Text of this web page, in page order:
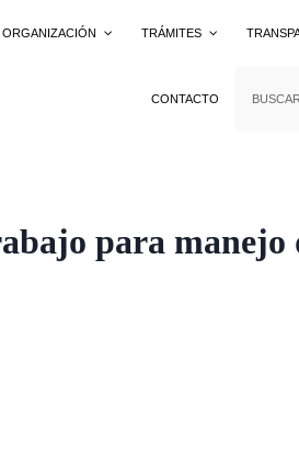
ORGANIZACIÓN TRÁMITES
CONTACTO
para